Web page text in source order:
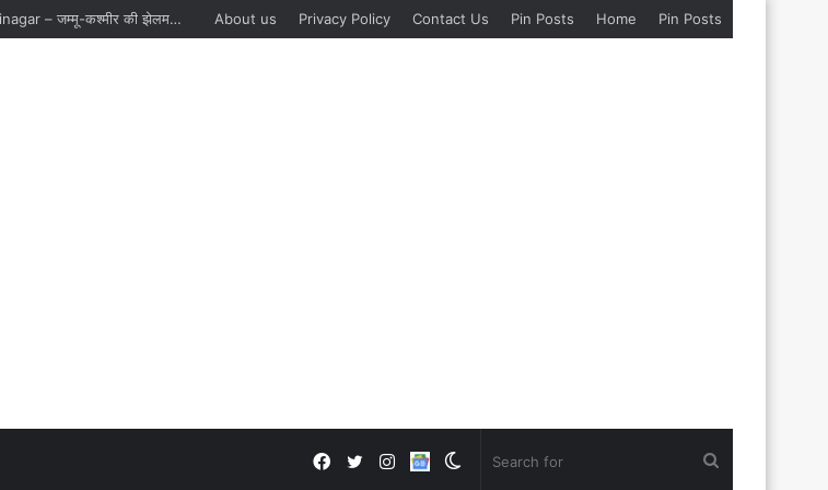
Boat Sinks In Jhelum River Near Srinagar – जम्मू-कश्मीर की झेलम नदी में नाव पलटने से 6 की मौत, पांच को बचाया गया About us Privacy Policy Contact Us Pin Posts Home Pin Posts
Switch
Google
Instagram
Twitter
Facebook